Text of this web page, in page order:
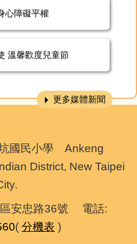
心障礙平權
溫馨歡度兒童節
更多媒體新聞
國民小學 Ankeng
District, New Taipei
區安忠路36號 電話:
( 分機表 )